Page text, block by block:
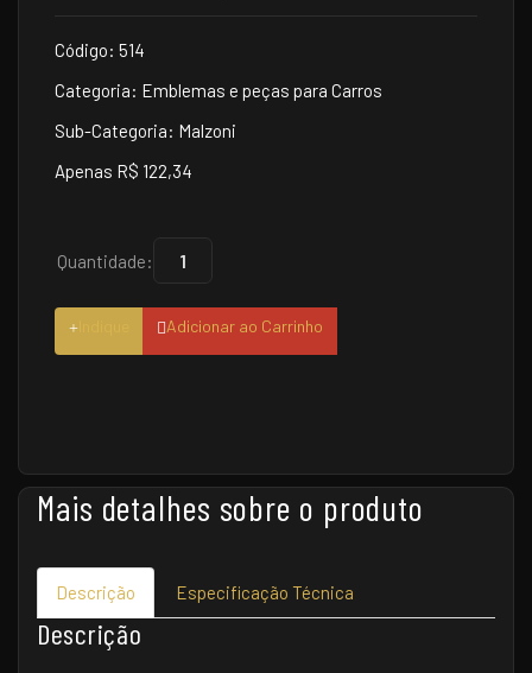
Código: 514
Categoria: Emblemas e peças para Carros
Sub-Categoria: Malzoni
Apenas R$ 122,34
Quantidade:
Adicionar ao Carrinho
Mais detalhes sobre o produto
Descrição Especificação Técnica
Descrição